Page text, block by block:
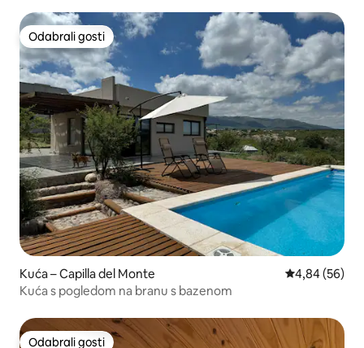
Odabrali gosti
Odabrali gosti
Kuća – Capilla del Monte Prosječna
4,84 (56)
Kuća s pogledom na branu s bazenom
Odabrali gosti